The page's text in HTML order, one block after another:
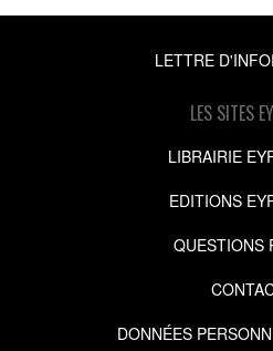
LETTRE
LES SITES
LIBRAIRIE
EDITIONS
QUESTIONS
DONNÉES